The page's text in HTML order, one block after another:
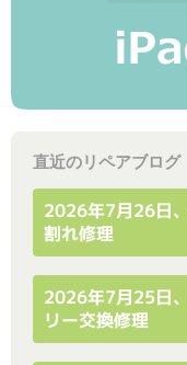
直近のリペアブログ
2026年7月26日
割れ修理
2026年7月25日
リー交換修理